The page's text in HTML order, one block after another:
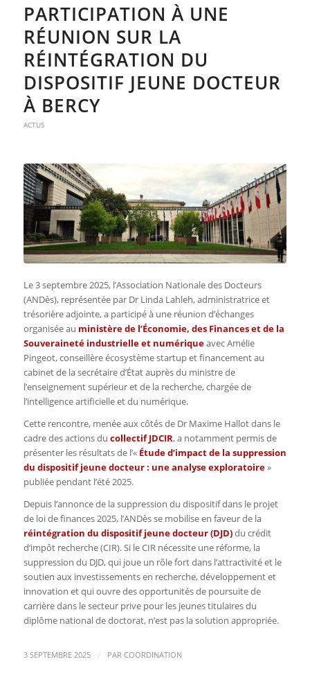
PARTICIPATION À UNE
RÉUNION SUR LA
RÉINTÉGRATION DU
DISPOSITIF JEUNE DOCTEUR
À BERCY
ACTUS
Le 3 septembre 2025, l’Association Nationale des Docteurs
(ANDès), représentée par Dr Linda Lahleh, administratrice et
trésorière adjointe, a participé à une réunion d’échanges
organisée au ministère de l’Économie, des Finances et de la
Souveraineté industrielle et numériqueavec Amélie
Pingeot, conseillère écosystème startup et financement au
cabinet de la secrétaire d’État auprès du ministre de
l’enseignement supérieur et de la recherche, chargée de
l’intelligence artificielle et du numérique.
Cette rencontre, menée aux côtés de Dr Maxime Hallot dans le
cadre des actions du collectif JDCIR, a notamment permis de
présenter les résultats de l’« Étude d’impact de la suppression
du dispositif jeune docteur : une analyse exploratoire»
publiée pendant l’été 2025.
Depuis l’annonce de la suppression du dispositif dans le projet
de loi de finances 2025, l’ANDès se mobilise en faveur de la
réintégration du dispositif jeune docteur (DJD)du crédit
d’impôt recherche (CIR).Si le CIR nécessite une réforme, la
suppression du DJD, qui joue un rôle fort dans l’attractivité et le
soutien aux investissements en recherche, développement et
innovation et qui ouvre des opportunités de poursuite de
carrière dans le secteur prive pour les jeunes titulaires du
diplôme national de doctorat, n’est pas la solution appropriée.
3 SEPTEMBRE 2025 / PAR COORDINATION